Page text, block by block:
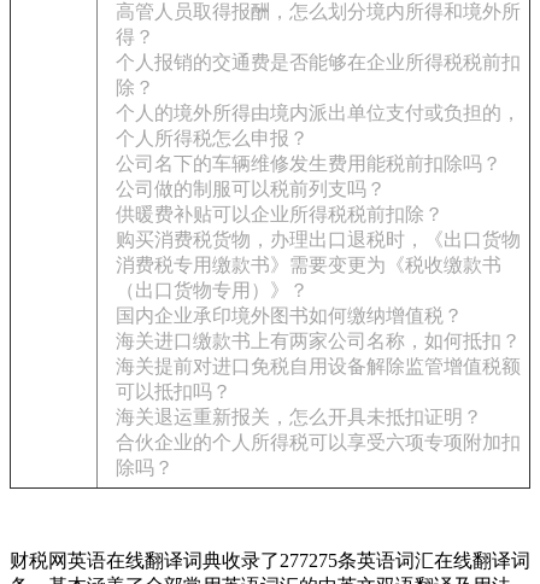
高管人员取得报酬，怎么划分境内所得和境外所
得？
个人报销的交通费是否能够在企业所得税税前扣
除？
个人的境外所得由境内派出单位支付或负担的，
个人所得税怎么申报？
公司名下的车辆维修发生费用能税前扣除吗？
公司做的制服可以税前列支吗？
供暖费补贴可以企业所得税税前扣除？
购买消费税货物，办理出口退税时，《出口货物
消费税专用缴款书》需要变更为《税收缴款书
（出口货物专用）》？
国内企业承印境外图书如何缴纳增值税？
海关进口缴款书上有两家公司名称，如何抵扣？
海关提前对进口免税自用设备解除监管增值税额
可以抵扣吗？
海关退运重新报关，怎么开具未抵扣证明？
合伙企业的个人所得税可以享受六项专项附加扣
除吗？
财税网英语在线翻译词典收录了277275条英语词汇在线翻译词